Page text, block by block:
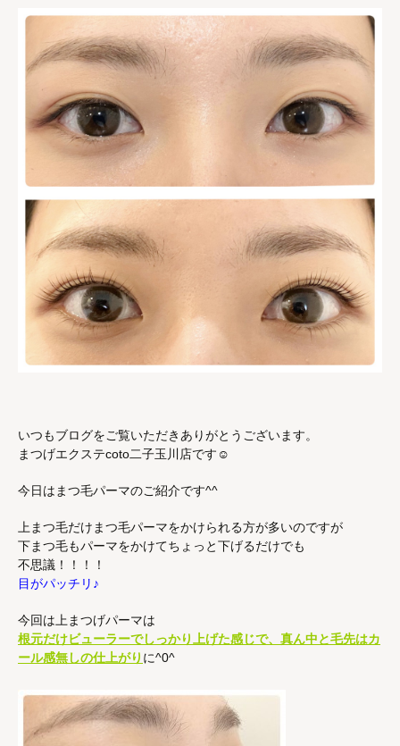
いつもブログをご覧いただきありがとうございます。
まつげエクステcoto二子玉川店です☺︎
今日はまつ毛パーマのご紹介です^^
上まつ毛だけまつ毛パーマをかけられる方が多いのですが
下まつ毛もパーマをかけてちょっと下げるだけでも
不思議！！！！
目がパッチリ♪
今回は上まつげパーマは
根元だけビューラーでしっかり上げた感じで、真ん中と毛先はカ
ール感無しの仕上がり に^0^